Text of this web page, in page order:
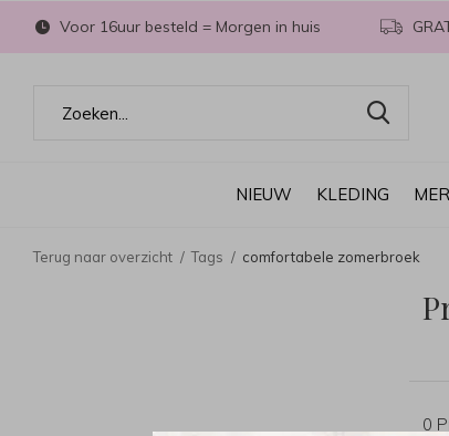
NIEUW KLEDING
Voor 16uur besteld = Morgen in huis
Terug naar overzicht Tags comfortabele zomerbroek
0